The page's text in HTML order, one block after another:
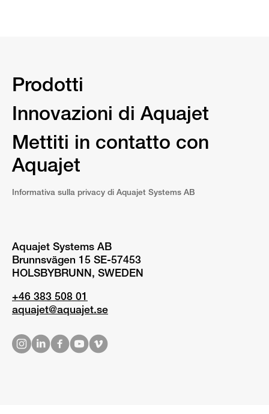
Prodotti
Innovazioni di Aquajet
Mettiti in contatto con
Aquajet
Informativa sulla privacy di Aquajet Systems AB
Aquajet Systems AB
Brunnsvägen 15 SE-57453
HOLSBYBRUNN, SWEDEN
+46 383 508 01
aquajet@aquajet.se